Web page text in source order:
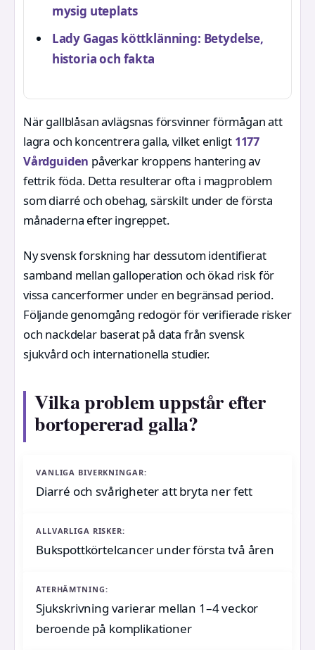
mysig uteplats
Lady Gagas köttklänning: Betydelse,
historia och fakta
När gallblåsan avlägsnas försvinner förmågan att
lagra och koncentrera galla, vilket enligt 1177
Vårdguiden påverkar kroppens hantering av
fettrik föda. Detta resulterar ofta i magproblem
som diarré och obehag, särskilt under de första
månaderna efter ingreppet.
Ny svensk forskning har dessutom identifierat
samband mellan galloperation och ökad risk för
vissa cancerformer under en begränsad period.
Följande genomgång redogör för verifierade risker
och nackdelar baserat på data från svensk
sjukvård och internationella studier.
Vilka problem uppstår efter
bortopererad galla?
VANLIGA BIVERKNINGAR:
Diarré och svårigheter att bryta ner fett
ALLVARLIGA RISKER:
Bukspottkörtelcancer under första två åren
ÅTERHÄMTNING:
Sjukskrivning varierar mellan 1–4 veckor
beroende på komplikationer